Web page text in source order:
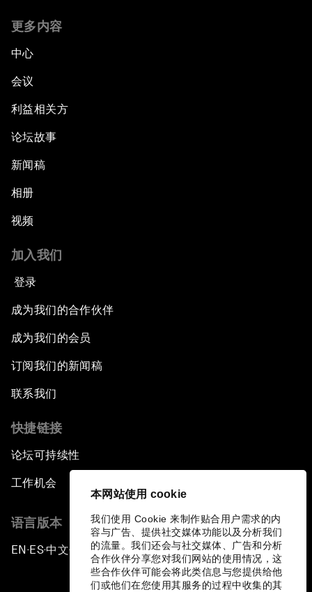
本网站使用 cookie
我们使用 Cookie 来制作贴合用户需求的内
容与广告、提供社交媒体功能以及分析我们
的流量。我们还会与社交媒体、广告和分析
合作伙伴分享您对我们网站的使用情况，这
些合作伙伴可能会将此类信息与您提供给他
们或他们在您使用其服务的过程中收集的其
更多内容
中心
会议
利益相关方
论坛故事
新闻稿
相册
视频
加入我们
登录
成为我们的合作伙伴
成为我们的会员
订阅我们的新闻稿
联系我们
快捷链接
论坛可持续性
工作机会
语言版本
EN ▪ ES▪中文▪ 日本語